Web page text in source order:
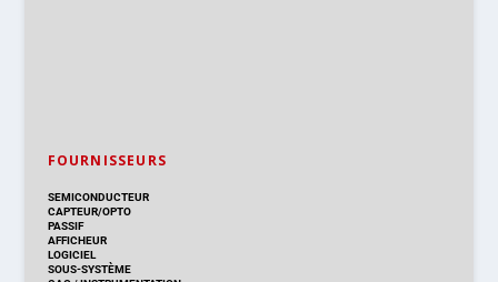
FOURNISSEURS
SEMICONDUCTEUR
CAPTEUR/OPTO
PASSIF
AFFICHEUR
LOGICIEL
SOUS-SYSTÈME